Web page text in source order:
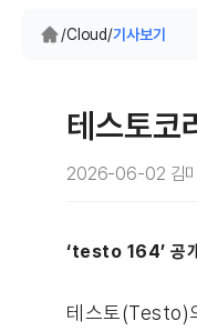
/Cloud/기사보기
테스토코
2026-06-02 김
‘testo 164’ 공
테스토(Testo)